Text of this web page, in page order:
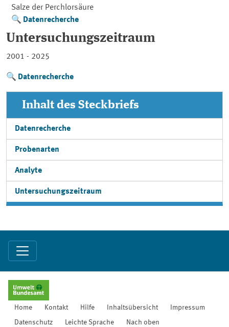
Salze der Perchlorsäure
Datenrecherche
Untersuchungszeitraum
2001 - 2025
Datenrecherche
Inhalt des Steckbriefs
Datenrecherche
Probenarten
Analyte
Untersuchungszeitraum
Home Kontakt Hilfe Inhaltsübersicht Impressum
Datenschutz Leichte Sprache Nach oben